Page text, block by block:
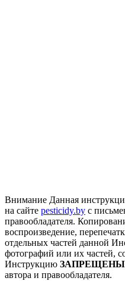
Внимание Данная
на сайте pesticidy.by с
правообладателя.
воспроизведение,
отдельных частей данной
фотографий или их частей,
Инструкцию ЗАПРЕЩЕНЫ
автора и правообладателя.